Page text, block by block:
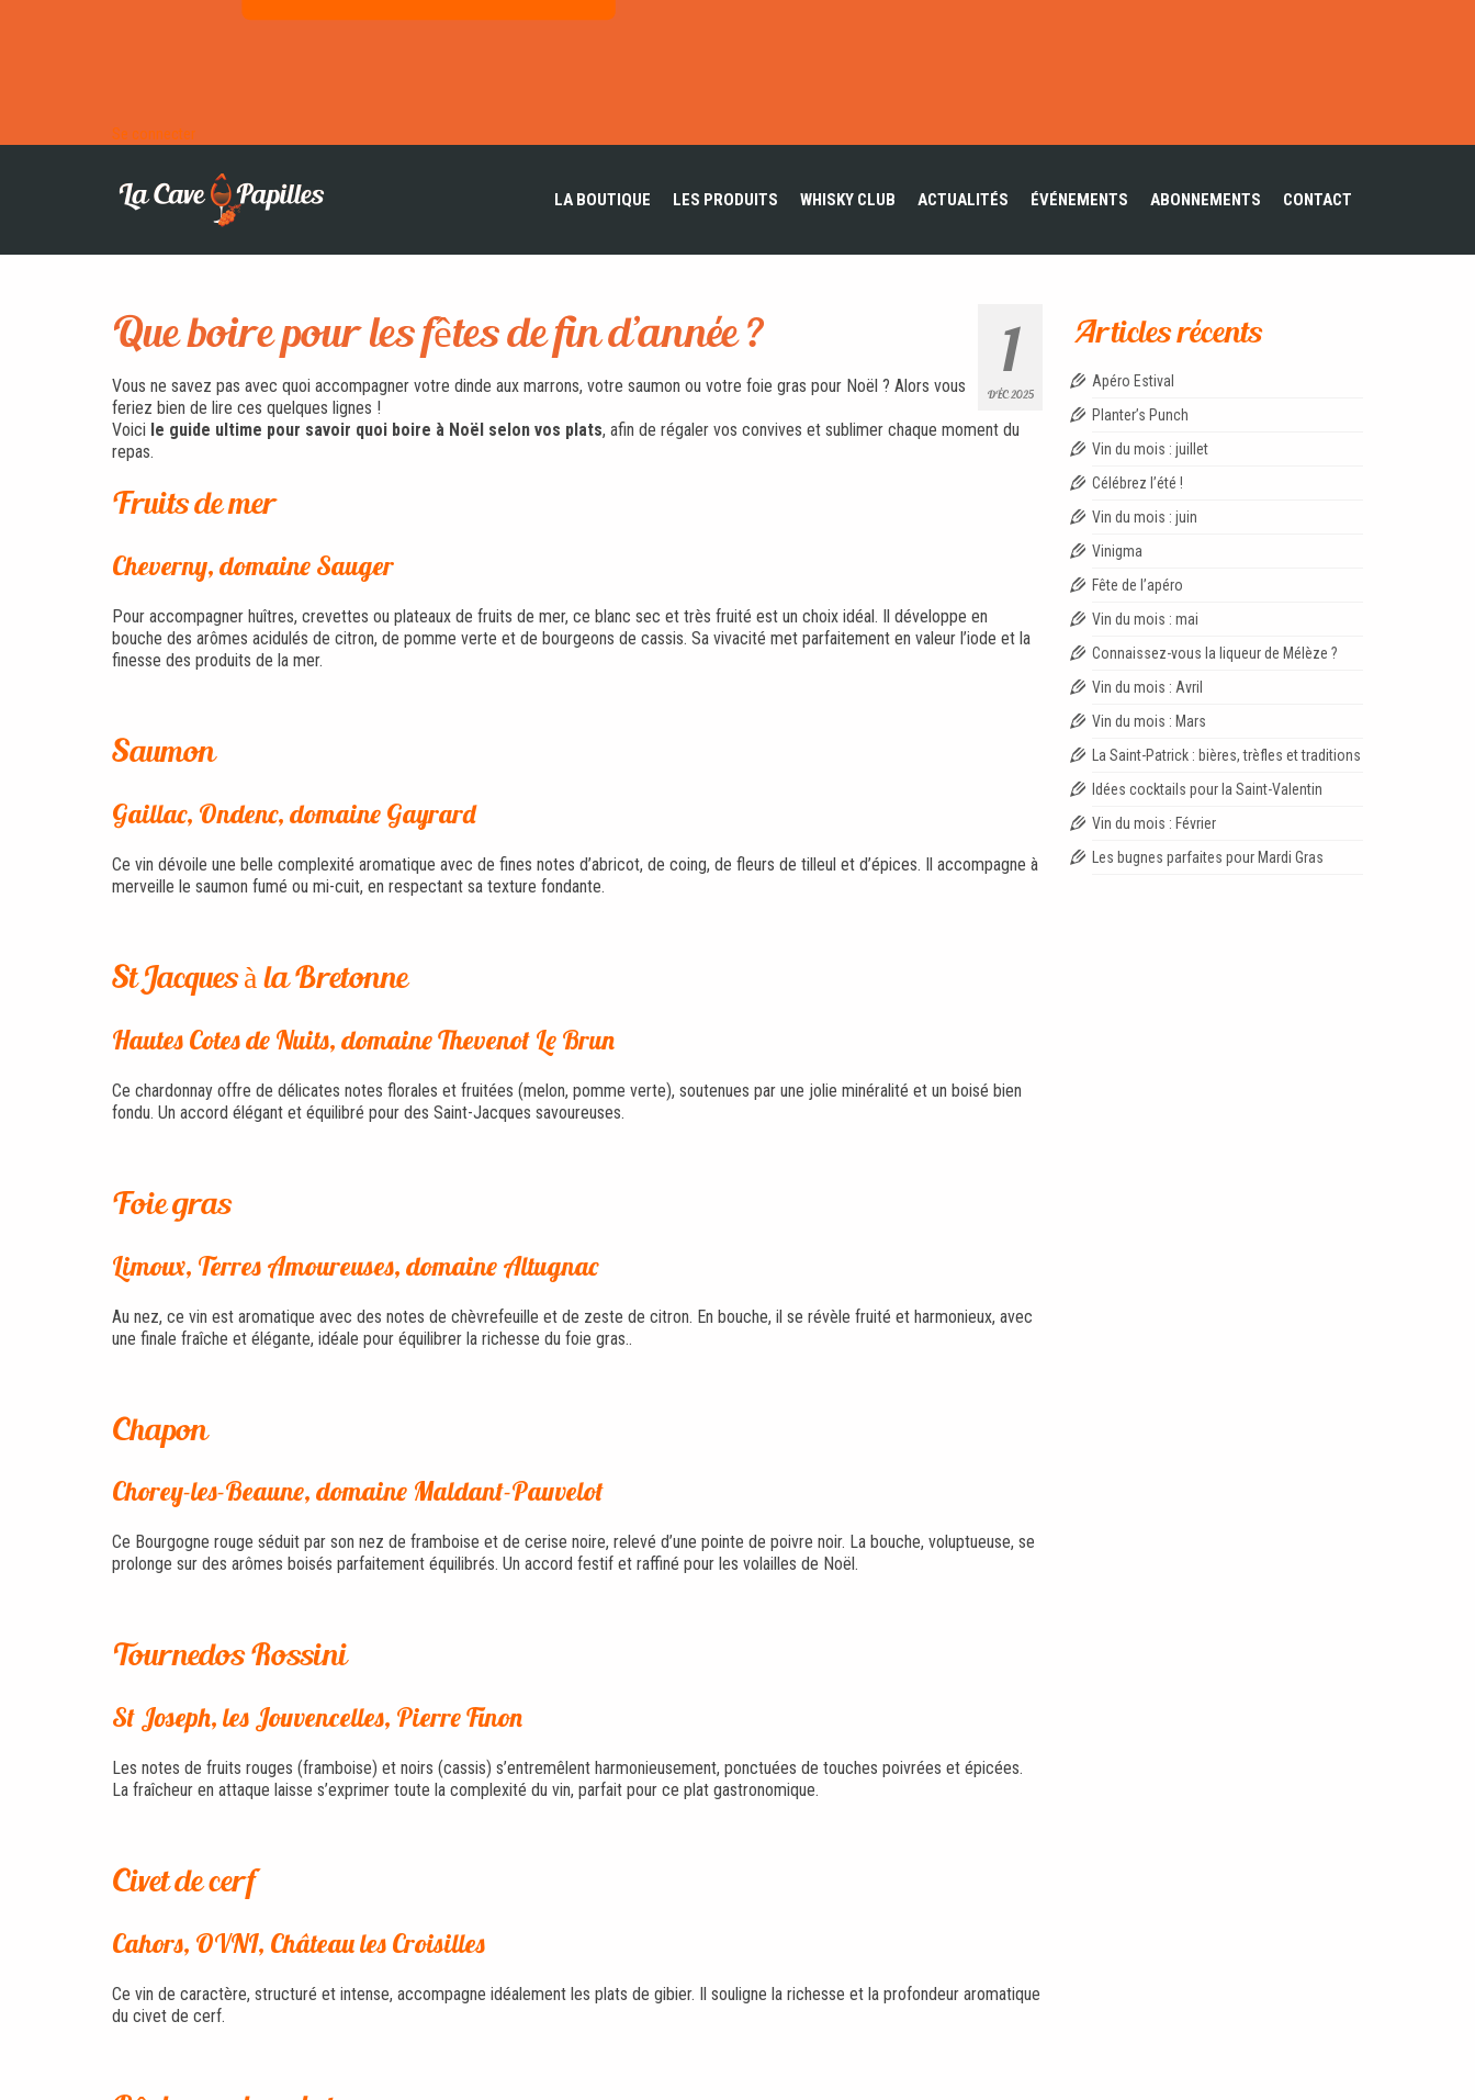
Se connecter
LA BOUTIQUE LES PRODUITS WHISKY CLUB ACTUALITÉS ÉVÉNEMENTS ABONNEMENTS CONTACT
1
DÉC 2025
Que boire pour les fêtes de fin d’année ?
Vous ne savez pas avec quoi accompagner votre dinde aux marrons, votre saumon ou votre foie gras pour Noël ? Alors vous
feriez bien de lire ces quelques lignes !
Voici le guide ultime pour savoir quoi boire à Noël selon vos plats, afin de régaler vos convives et sublimer chaque moment du
repas.
Fruits de mer
Cheverny, domaine Sauger
Pour accompagner huîtres, crevettes ou plateaux de fruits de mer, ce blanc sec et très fruité est un choix idéal. Il développe en
bouche des arômes acidulés de citron, de pomme verte et de bourgeons de cassis. Sa vivacité met parfaitement en valeur l’iode et la
finesse des produits de la mer.
Saumon
Gaillac, Ondenc, domaine Gayrard
Ce vin dévoile une belle complexité aromatique avec de fines notes d’abricot, de coing, de fleurs de tilleul et d’épices. Il accompagne à
merveille le saumon fumé ou mi-cuit, en respectant sa texture fondante.
St Jacques à la Bretonne
Hautes Cotes de Nuits, domaine Thevenot Le Brun
Ce chardonnay offre de délicates notes florales et fruitées (melon, pomme verte), soutenues par une jolie minéralité et un boisé bien
fondu. Un accord élégant et équilibré pour des Saint-Jacques savoureuses.
Foie gras
Limoux, Terres Amoureuses, domaine Altugnac
Au nez, ce vin est aromatique avec des notes de chèvrefeuille et de zeste de citron. En bouche, il se révèle fruité et harmonieux, avec
une finale fraîche et élégante, idéale pour équilibrer la richesse du foie gras..
Chapon
Chorey-les-Beaune, domaine Maldant-Pauvelot
Ce Bourgogne rouge séduit par son nez de framboise et de cerise noire, relevé d’une pointe de poivre noir. La bouche, voluptueuse, se
prolonge sur des arômes boisés parfaitement équilibrés. Un accord festif et raffiné pour les volailles de Noël.
Tournedos Rossini
St Joseph, les Jouvencelles, Pierre Finon
Les notes de fruits rouges (framboise) et noirs (cassis) s’entremêlent harmonieusement, ponctuées de touches poivrées et épicées.
La fraîcheur en attaque laisse s’exprimer toute la complexité du vin, parfait pour ce plat gastronomique.
Civet de cerf
Cahors, OVNI, Château les Croisilles
Ce vin de caractère, structuré et intense, accompagne idéalement les plats de gibier. Il souligne la richesse et la profondeur aromatique
du civet de cerf.
Articles récents
Apéro Estival
Planter’s Punch
Vin du mois : juillet
Célébrez l’été !
Vin du mois : juin
Vinigma
Fête de l’apéro
Vin du mois : mai
Connaissez-vous la liqueur de Mélèze ?
Vin du mois : Avril
Vin du mois : Mars
La Saint-Patrick : bières, trèfles et traditions
Idées cocktails pour la Saint-Valentin
Vin du mois : Février
Les bugnes parfaites pour Mardi Gras